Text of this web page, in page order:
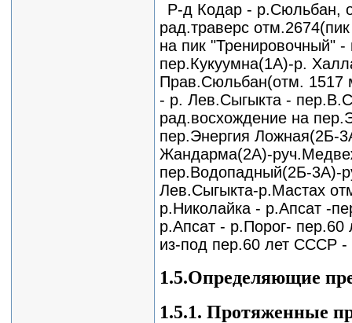
Р-д Кодар - р.Сюльбан,
рад.траверс
на пик "Тренировочный"
пер.Кукуумна(1А)-р.
Прав.Сюльбан(отм.
- р. Лев.Сыгыкта -
рад.восхождение на
пер.Энергия Ложная(2Б-
Жандарма(2А)-
пер.Водопадный(2Б-3А)-
Лев.Сыгыкта-р.Мастах
р.Николайка - р.Апсат -
р.Апсат - р.Порог-
из-под пер.60 лет СССР
1.5.Определяющие
1.5.1. Протяженные